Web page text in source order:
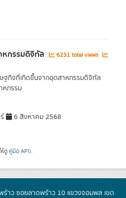
กรรมดิจิทัล
6231 total views
ฐกิจที่เกิดขึ้นจากอุตสาหกรรมดิจิทัล
หกรรม
6 สิงหาคม 2568
ห้ดู คู่มือ API).
าว ซอยลาดพร้าว 10 แขวงจอมพล เขต